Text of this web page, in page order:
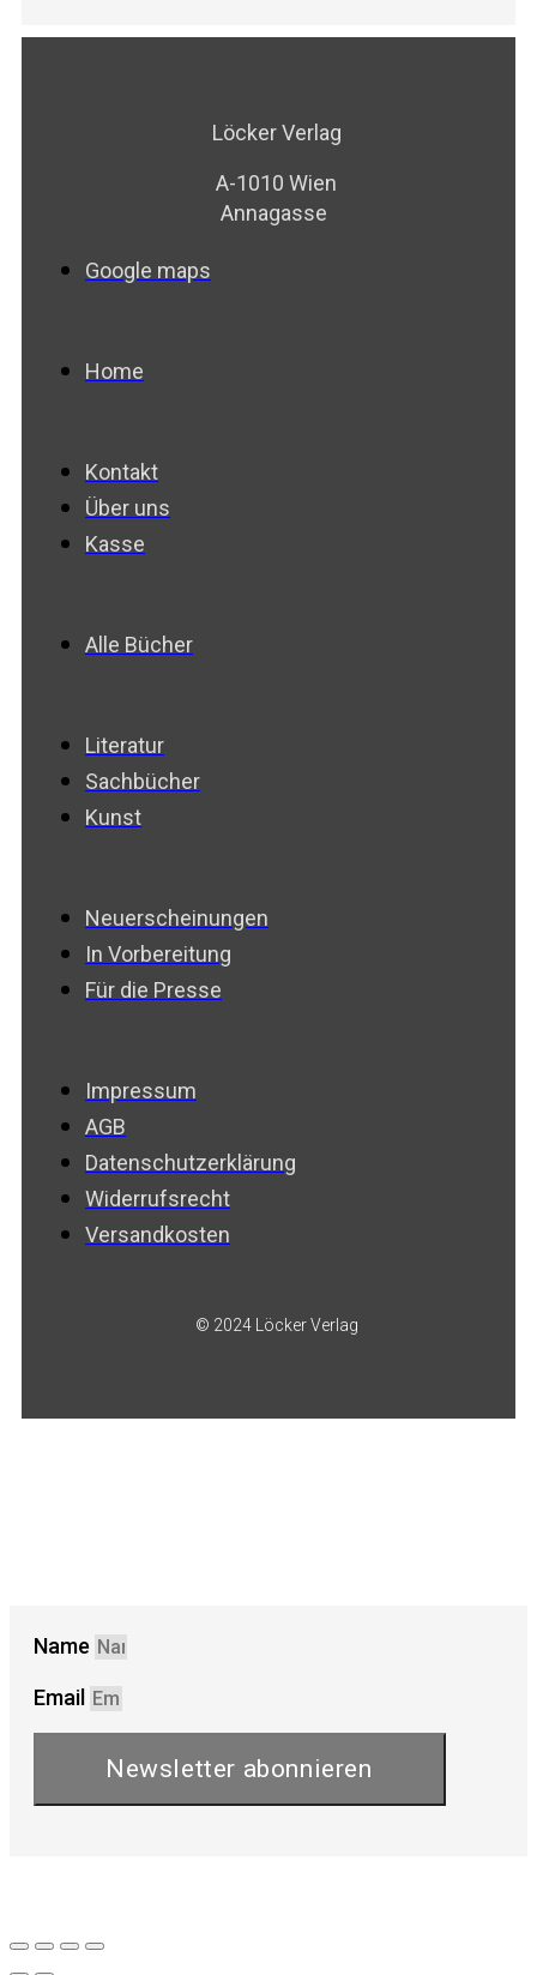
Löcker Verlag
A-1010 Wien
Annagasse
Google maps
Home
Kontakt
Über uns
Kasse
Alle Bücher
Literatur
Sachbücher
Kunst
Neuerscheinungen
In Vorbereitung
Für die Presse
Impressum
AGB
Datenschutzerklärung
Widerrufsrecht
Versandkosten
© 2024 Löcker Verlag
Name
Email
Newsletter abonnieren